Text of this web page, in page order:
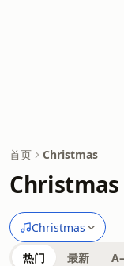
首页 Christmas
Christmas
Christmas
热门 最新